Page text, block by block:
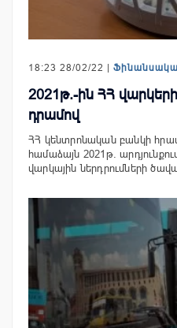
18:23 28/02/22 |
2021թ.-ին ՀՀ
դրամով
ՀՀ կենտրոնական բանկի
համաձայն 2021թ.
վարկային ներդրումների